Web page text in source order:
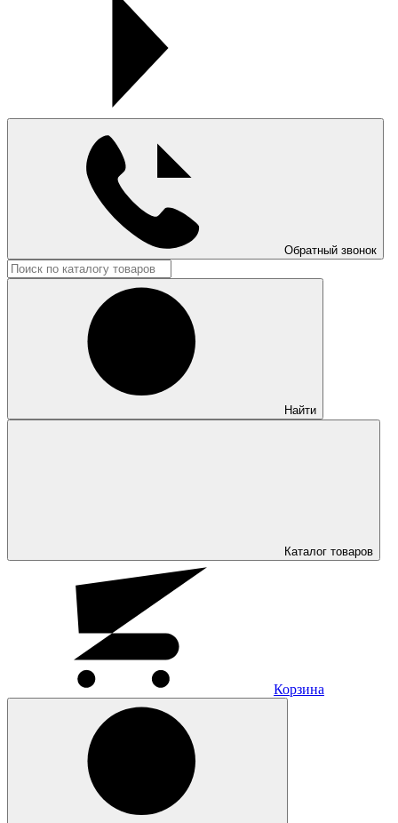
Обратный звонок
Найти
Каталог товаров
Корзина